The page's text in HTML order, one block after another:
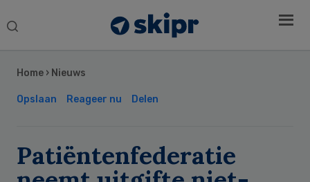
Search
Home › Nieuws
Opslaan Reageer nu Delen
Patiëntenfederatie
Sidebar